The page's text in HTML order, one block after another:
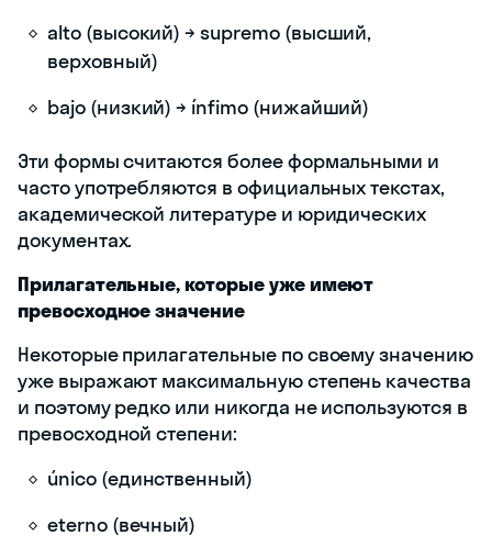
alto (высокий) → supremo (высший,
верховный)
bajo (низкий) → ínfimo (нижайший)
Эти формы считаются более формальными и
часто употребляются в официальных текстах,
академической литературе и юридических
документах.
Прилагательные, которые уже имеют
превосходное значение
Некоторые прилагательные по своему значению
уже выражают максимальную степень качества
и поэтому редко или никогда не используются в
превосходной степени:
único (единственный)
eterno (вечный)